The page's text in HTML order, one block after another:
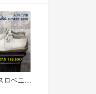
90'S スロベニア製 クラークス デザートトレック UK7.5 clarks DESERT TREK